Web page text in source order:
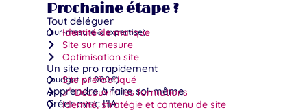
Prochaine étape ?
Tout déléguer
(sur-mesure & expertise)
Identité de marque
Site sur mesure
Optimisation site
Un site pro rapidement
(budget < 1 000€)
Site préfabriqué
Apprendre à faire soi-même
🔗 Découvrir les formations
Créer avec l’IA
Identité, stratégie et contenu de site